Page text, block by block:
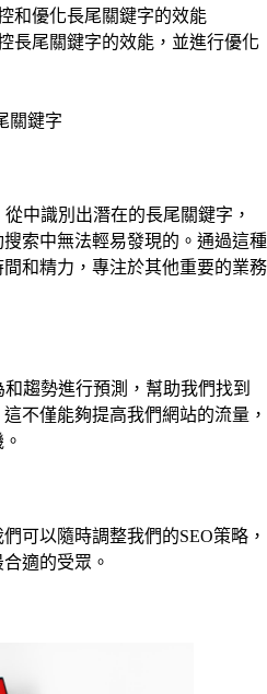
和優化長尾關鍵字的效能
長尾關鍵字的效能，並進行優化
關鍵字
中識別出潛在的長尾關鍵字，
索中無法輕易發現的。通過這種
和精力，專注於其他重要的業務
趨勢進行預測，幫助我們找到
不僅能夠提高我們網站的流量，
可以隨時調整我們的SEO策略，
適的受眾。